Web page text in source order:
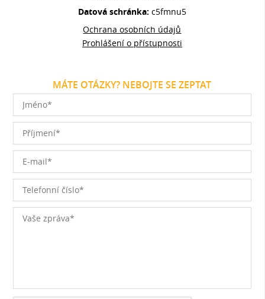
Datová schránka: c5fmnu5
Ochrana osobních údajů
Prohlášení o přístupnosti
MÁTE OTÁZKY? NEBOJTE SE ZEPTAT